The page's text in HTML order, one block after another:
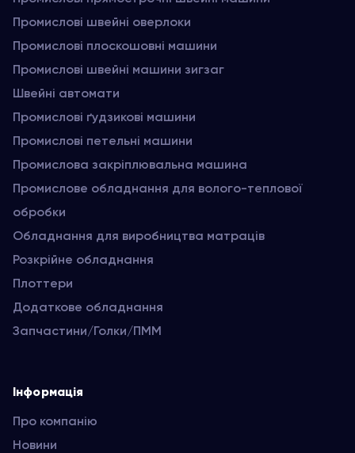
Промислові швейні оверлоки
Промислові плоскошовні машини
Промислові швейні машини зигзаг
Швейні автомати
Промислові ґудзикові машини
Промислові петельні машини
Промислова закріплювальна машина
Промислове обладнання для волого-теплової
обробки
Обладнання для виробництва матраців
Розкрійне обладнання
Плоттери
Додаткове обладнання
Запчастини/Голки/ПММ
Інформація
Про компанію
Новини